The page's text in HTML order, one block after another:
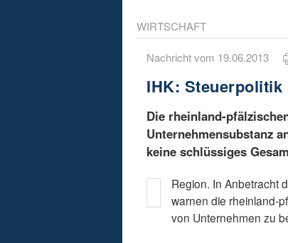
WIRTSCHAFT
Nachricht vom 19.06.2013
IHK: Steuerpolitik
Die rheinland-
Unternehmensubstanz
keine schlüssiges
Region. In Anbetracht
warnen die rheinland-
von Unternehmen zu